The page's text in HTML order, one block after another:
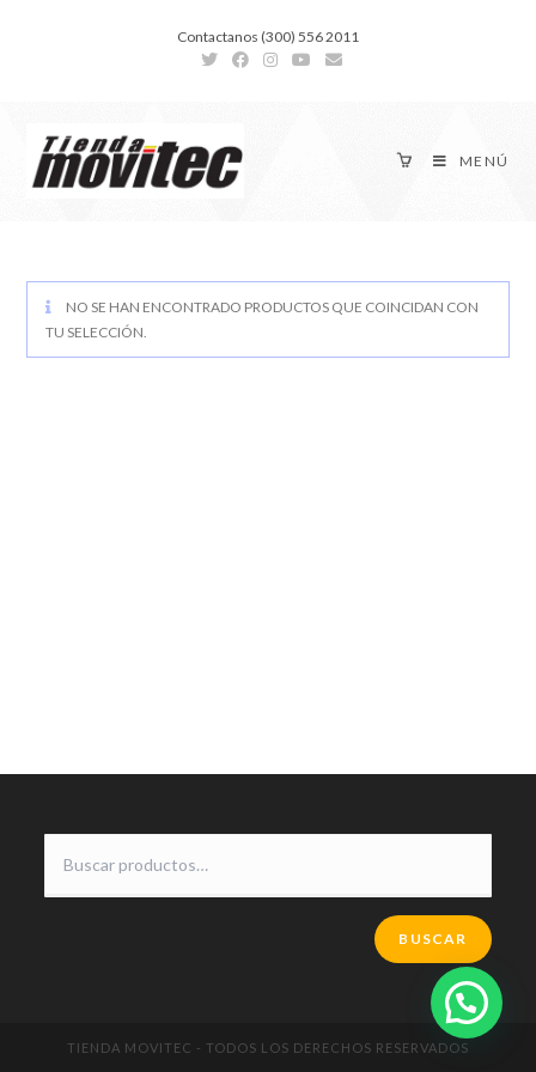
Contactanos (300) 556 2011
MENÚ
NO SE HAN ENCONTRADO PRODUCTOS QUE COINCIDAN CON
TU SELECCIÓN.
BUSCAR
TIENDA MOVITEC - TODOS LOS DERECHOS RESERVADOS